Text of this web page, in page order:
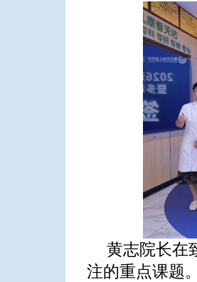
黄志院长在
注的重点课题